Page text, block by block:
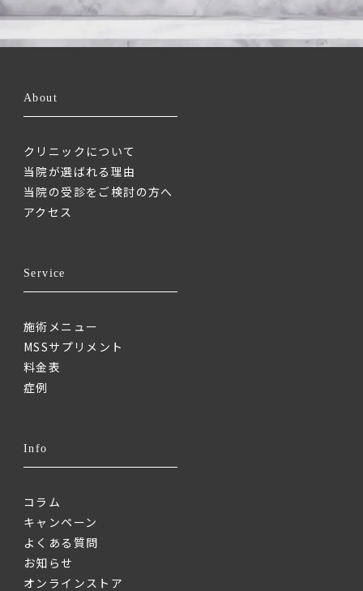
About
クリニックについて
当院が選ばれる理由
当院の受診をご検討の方へ
アクセス
Service
施術メニュー
MSSサプリメント
料金表
症例
Info
コラム
キャンペーン
よくある質問
お知らせ
オンラインストア